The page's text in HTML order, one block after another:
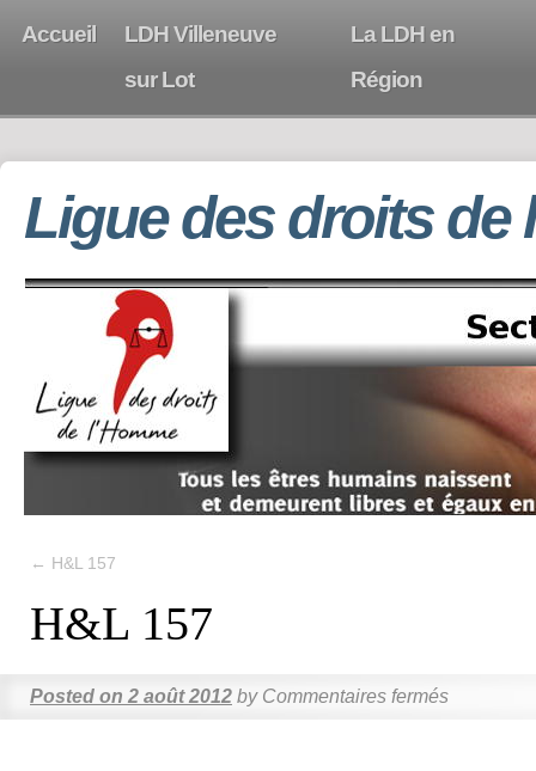
Accueil
LDH Villeneuve
sur Lot
La LDH en
Région
Ligue des droits de
← H&L 157
H&L 157
Posted on 2 août 2012 by Commentaires fermés